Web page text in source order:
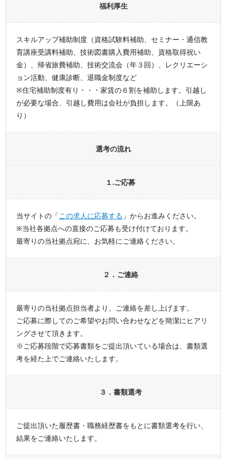
福利厚生
スキルアップ補助制度（資格試験料補助、セミナー・通信教
育講座受講料補助、技術図書購入費用補助、資格取得祝い
金）、帰省旅費補助、技術交流会（年３回）、レクリエーシ
ョン活動、健康診断、退職金制度など
※住宅補助制度有り・・・家賃の６割を補助します。引越し
が必要な場合、引越し費用は会社が負担します。（上限あ
り）
選考の流れ
１.ご応募
当サイトの「この求人に応募する 」からお進みください。
※当社各拠点への直接のご応募も受け付けております。
最寄りの当社拠点宛に、お気軽にご連絡ください。
２．ご連絡
最寄りの当社拠点担当者より、ご連絡を差し上げます。
ご応募に際してのご希望やお問い合わせなどを簡潔にヒアリ
ングさせて頂きます。
※ご応募段階で応募書類をご提出頂いている場合は、書類選
考を経た上でご連絡いたします。
３．書類選考
ご提出頂いた履歴書・職務経歴書をもとに書類選考を行い、
結果をご連絡いたします。